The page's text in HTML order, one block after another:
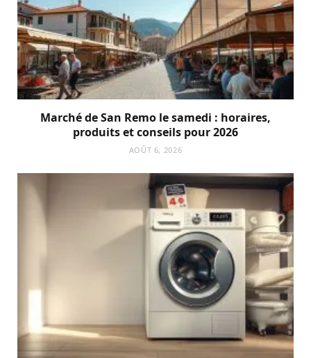
Marché de San Remo le samedi : horaires,
produits et conseils pour 2026
AOÛT 6, 2026